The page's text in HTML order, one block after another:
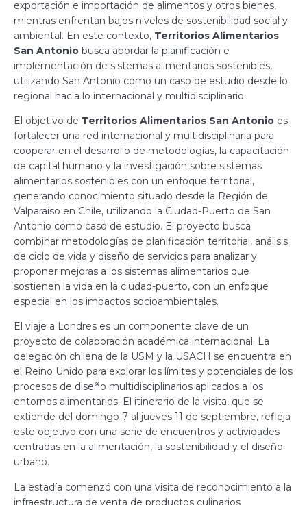
exportación e importación de alimentos y otros bienes,
mientras enfrentan bajos niveles de sostenibilidad social y
ambiental. En este contexto, Territorios Alimentarios
San Antonio busca abordar la planificación e
implementación de sistemas alimentarios sostenibles,
utilizando San Antonio como un caso de estudio desde lo
regional hacia lo internacional y multidisciplinario.
El objetivo de Territorios Alimentarios San Antonio es
fortalecer una red internacional y multidisciplinaria para
cooperar en el desarrollo de metodologías, la capacitación
de capital humano y la investigación sobre sistemas
alimentarios sostenibles con un enfoque territorial,
generando conocimiento situado desde la Región de
Valparaíso en Chile, utilizando la Ciudad-Puerto de San
Antonio como caso de estudio. El proyecto busca
combinar metodologías de planificación territorial, análisis
de ciclo de vida y diseño de servicios para analizar y
proponer mejoras a los sistemas alimentarios que
sostienen la vida en la ciudad-puerto, con un enfoque
especial en los impactos socioambientales.
El viaje a Londres es un componente clave de un
proyecto de colaboración académica internacional. La
delegación chilena de la USM y la USACH se encuentra en
el Reino Unido para explorar los límites y potenciales de los
procesos de diseño multidisciplinarios aplicados a los
entornos alimentarios. El itinerario de la visita, que se
extiende del domingo 7 al jueves 11 de septiembre, refleja
este objetivo con una serie de encuentros y actividades
centradas en la alimentación, la sostenibilidad y el diseño
urbano.
La estadía comenzó con una visita de reconocimiento a la
infraestructura de venta de productos culinarios